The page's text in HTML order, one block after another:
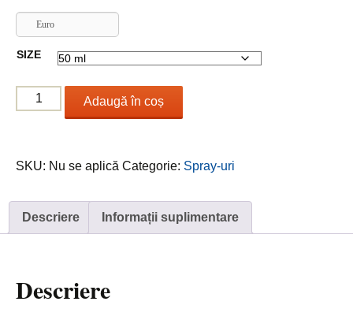
23.00 €
31.00 €
Euro
SIZE
Cantitate
Aura
Spray
Adaugă în coș
SKU: Nu se aplică Categorie: Spray-uri
Descriere Informații suplimentare
Descriere